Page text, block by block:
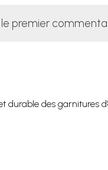
premier
des garnitures